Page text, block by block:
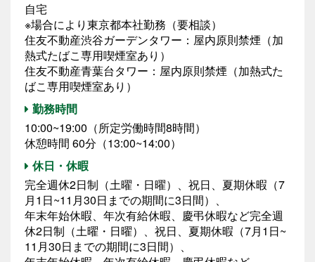
自宅
※場合により東京都本社勤務（要相談）
住友不動産渋谷ガーデンタワー：屋内原則禁煙（加
熱式たばこ専用喫煙室あり）
住友不動産青葉台タワー：屋内原則禁煙（加熱式た
ばこ専用喫煙室あり）
勤務時間
10:00~19:00（所定労働時間8時間）
休憩時間 60分（13:00~14:00）
休日・休暇
完全週休2日制（土曜・日曜）、祝日、夏期休暇（7
月1日~11月30日までの期間に3日間）、
年末年始休暇、年次有給休暇、慶弔休暇など完全週
休2日制（土曜・日曜）、祝日、夏期休暇（7月1日~
11月30日までの期間に3日間）、